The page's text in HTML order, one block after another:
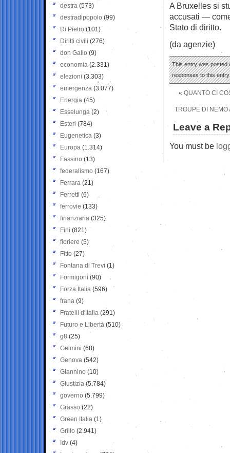
A Bruxelles si
accusati —
Stato di diritto.
(da agenzie)
This entry was posted
responses to this
« QUANTO CI
TROUPE DI NEMO
Leave a
You must be
destra (573)
destradipopolo (99)
Di Pietro (101)
Diritti civili (276)
don Gallo (9)
economia (2.331)
elezioni (3.303)
emergenza (3.077)
Energia (45)
Esselunga (2)
Esteri (784)
Eugenetica (3)
Europa (1.314)
Fassino (13)
federalismo (167)
Ferrara (21)
Ferretti (6)
ferrovie (133)
finanziaria (325)
Fini (821)
fioriere (5)
Fitto (27)
Fontana di Trevi (1)
Formigoni (90)
Forza Italia (596)
frana (9)
Fratelli d'Italia (291)
Futuro e Libertà (510)
g8 (25)
Gelmini (68)
Genova (542)
Giannino (10)
Giustizia (5.784)
governo (5.799)
Grasso (22)
Green Italia (1)
Grillo (2.941)
Idv (4)